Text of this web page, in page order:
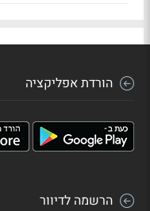
הורדת אפליקציה
הרשמה לדיוור